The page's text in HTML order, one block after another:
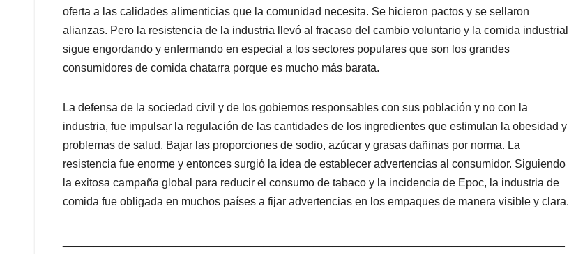
oferta a las calidades alimenticias que la comunidad necesita. Se hicieron pactos y se sellaron
alianzas. Pero la resistencia de la industria llevó al fracaso del cambio voluntario y la comida industrial
sigue engordando y enfermando en especial a los sectores populares que son los grandes
consumidores de comida chatarra porque es mucho más barata.
La defensa de la sociedad civil y de los gobiernos responsables con sus población y no con la
industria, fue impulsar la regulación de las cantidades de los ingredientes que estimulan la obesidad y
problemas de salud. Bajar las proporciones de sodio, azúcar y grasas dañinas por norma. La
resistencia fue enorme y entonces surgió la idea de establecer advertencias al consumidor. Siguiendo
la exitosa campaña global para reducir el consumo de tabaco y la incidencia de Epoc, la industria de
comida fue obligada en muchos países a fijar advertencias en los empaques de manera visible y clara.